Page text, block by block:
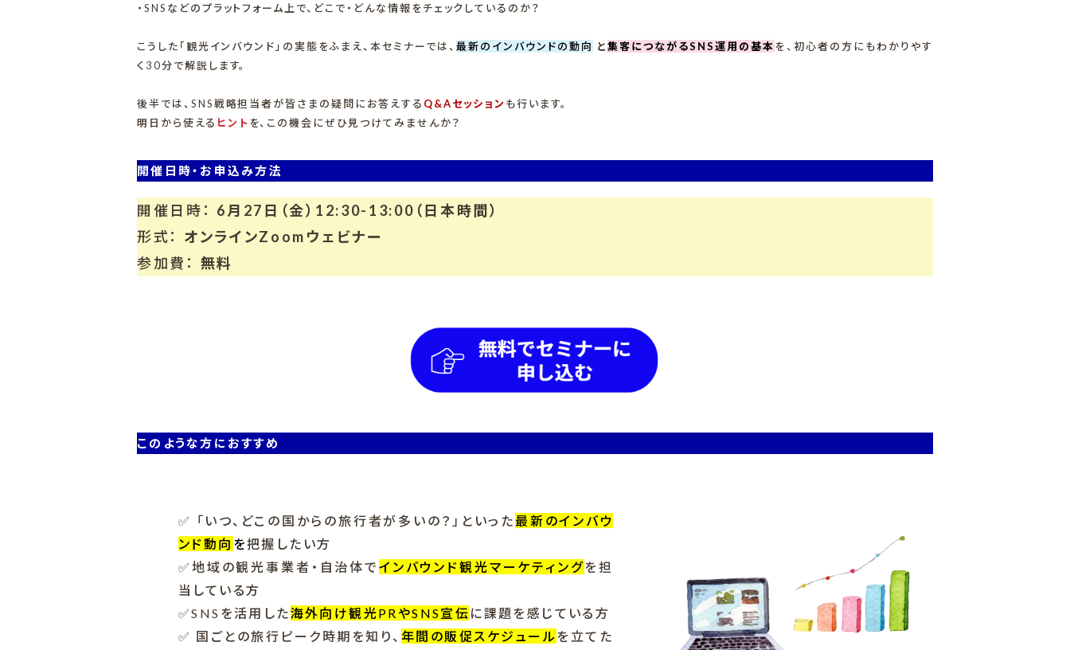
・SNSなどのプラットフォーム上で、どこで・どんな情報をチェックしているのか？
こうした「観光インバウンド」の実態をふまえ、本セミナーでは、最新のインバウンドの動向 と集客につながるSNS運用の基本を、初心者の方にもわかりやす
く30分で解説します。
後半では、SNS戦略担当者が皆さまの疑問にお答えする Q&Aセッション も行います。
明日から使える ヒントを、この機会にぜひ見つけてみませんか？
開催日時・お申込み方法
開催日時： 6月27日（金）12:30-13:00（日本時間）
形式： オンラインZoomウェビナー
参加費： 無料
このような方におすすめ
✅ 「いつ、どこの国からの旅行者が多いの？」といった 最新のインバウ
ンド動向 を把握したい方
✅地域の観光事業者・自治体で インバウンド観光マーケティングを担
当している方
✅SNSを活用した海外向け観光PRやSNS宣伝 に課題を感じている方
✅ 国ごとの旅行ピーク時期を知り、 年間の販促スケジュールを立てた